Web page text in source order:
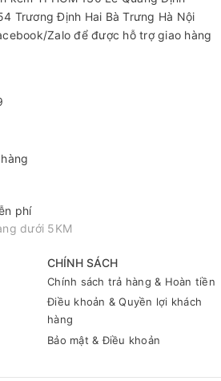
CHÍNH SÁCH
Chính sách trả hàng & Hoàn tiền
Điều khoản & Quyền lợi khách
hàng
Bảo mật & Điều khoản
Trương Định Hai Bà Trưng Hà Nội
Zalo để được hỗ trợ giao hàng
phí
dưới 5KM